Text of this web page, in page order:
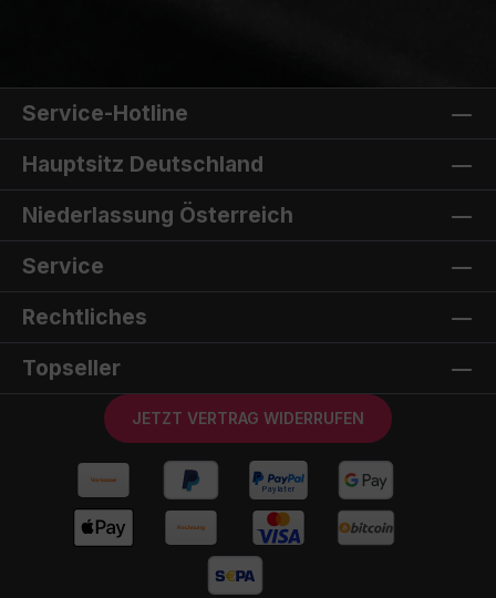
Service-Hotline
Hauptsitz Deutschland
Niederlassung Österreich
Service
Rechtliches
Topseller
JETZT VERTRAG WIDERRUFEN